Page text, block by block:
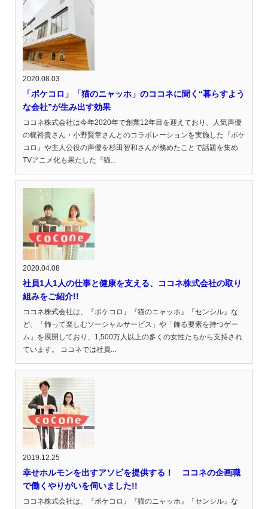
2020.08.03
「ポケコロ」「猫のニャッホ」のココネに聞く“暮らすよう
な会社”が生み出す効果
ココネ株式会社は今年2020年で創業12年目を迎えており、人気声優
の梶裕貴さん・小野賢章さんとのコラボレーションを実施した『ポケ
コロ』や主人公役の声優を杉田智和さんが務めたことで話題を集め
TVアニメ化も果たした『猫...
2020.04.08
社員1人1人の仕事と健康を支える、ココネ株式会社の取り
組みをご紹介!!
ココネ株式会社は、『ポケコロ』『猫のニャッホ』『センシル』な
ど、「飾って楽しむソーシャルサービス」や「飾る要素を持つゲー
ム」を展開しており、1,500万人以上の多くの女性たちから支持され
ています。 ココネでは社員...
2019.12.25
幸せホルモンを出すアソビを提供する！ ココネの企画職
で働くやりがいを伺いました!!
ココネ株式会社は、『ポケコロ』『猫のニャッホ』『センシル』な